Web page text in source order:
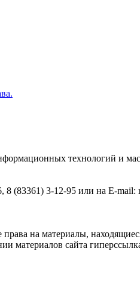
технологий
(83361) 3-12-95 или на E-mail:
на материалы,
сайта